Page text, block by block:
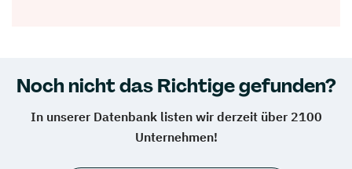
Noch nicht das Richtige gefunden?
In unserer Datenbank listen wir derzeit über 2100
Unternehmen!